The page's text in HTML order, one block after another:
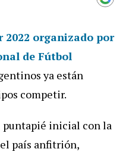
organizado por
de Fútbol
ya están
competir.
puntapié inicial con la
país anfitrión,